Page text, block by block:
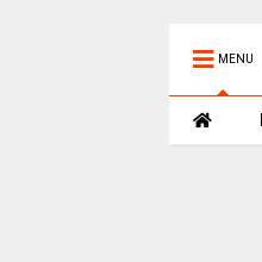
MENU